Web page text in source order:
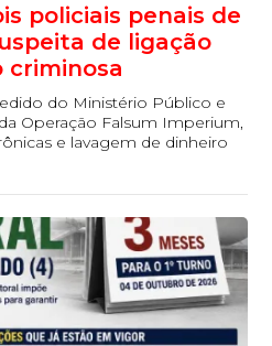
policiais penais de
de ligação
criminosa
do Ministério Público e
Operação Falsum Imperium,
e lavagem de dinheiro